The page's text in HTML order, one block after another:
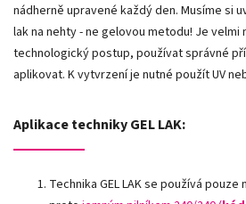
nádherně upravené každý den. Musíme si
lak na nehty - ne gelovou metodu! Je
technologický postup, používat správné
aplikovat. K vytvrzení je nutné použít UV
Aplikace techniky GEL LAK:
Technika GEL LAK se používá